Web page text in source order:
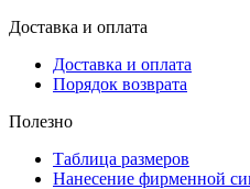
Доставка и оплата
Доставка и оплата
Порядок возврата
Полезно
Таблица размеров
Нанесение фирменной